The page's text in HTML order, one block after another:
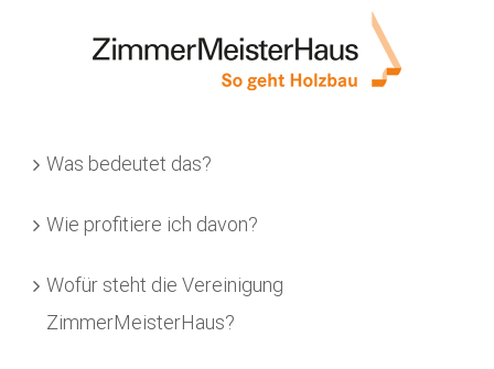
Was bedeutet das?
Wie profitiere ich davon?
Wofür steht die Vereinigung
ZimmerMeisterHaus?